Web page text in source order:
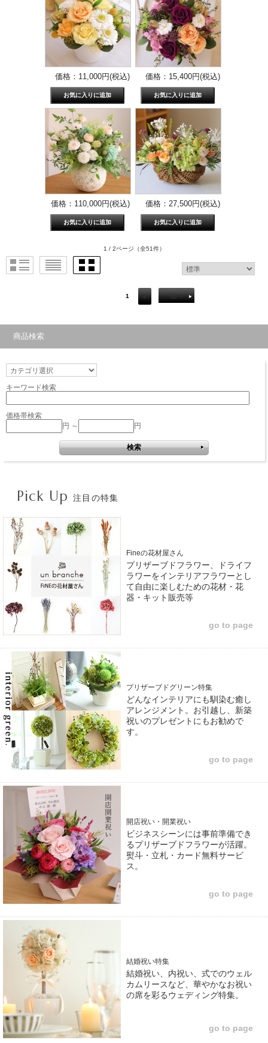
価格：11,000円(税込) 価格：15,400円(税込)
価格：110,000円(税込) 価格：27,500円(税込)
1 / 2ページ （全51件）
1 2 次へ
商品検索
キーワード検索
価格帯検索
円 ～
円